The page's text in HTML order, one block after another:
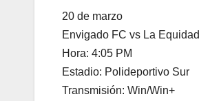
20 de marzo
Envigado FC vs La Equidad
Hora: 4:05 PM
Estadio: Polideportivo Sur
Transmisión: Win/Win+